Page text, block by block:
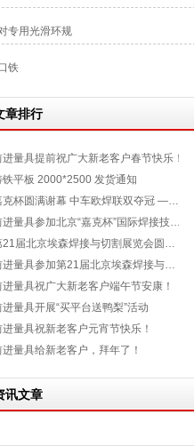
专用光滑环规
铁
章排行
进量具提前祝广大新老客户春节快乐！
铁平板 2000*2500 发货通知
嘉克杯圆满谢幕 中车欧焊联双夺冠 ——记2016（第四届）北京“嘉克杯”国际焊接技能大赛
前进量具参加北京“嘉克杯”国际焊接技能大赛
第21届北京埃森焊接与切割展览会圆满结束
前进量具参加第21届北京埃森焊接与切割展
进量具祝广大新老客户端午节安康！
进量具开展“买平台送鸭梨”活动
进量具祝新老客户元宵节快乐！
进量具给新老客户，拜年了！
讯文章